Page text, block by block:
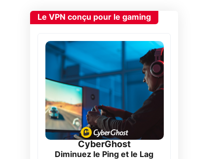
Le VPN conçu pour le gaming
CyberGhost
Diminuez le Ping et le Lag